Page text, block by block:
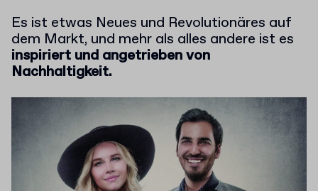
Es ist etwas Neues und Revolutionäres auf
dem Markt, und mehr als alles andere ist es
inspiriert und angetrieben von
Nachhaltigkeit.